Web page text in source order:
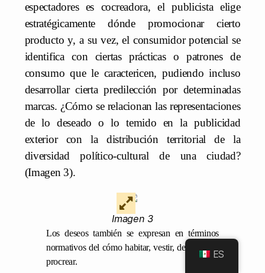
espectadores es cocreadora, el publicista elige
estratégicamente dónde promocionar cierto
producto y, a su vez, el consumidor potencial se
identifica con ciertas prácticas o patrones de
consumo que le caractericen, pudiendo incluso
desarrollar cierta predilección por determinadas
marcas. ¿Cómo se relacionan las representaciones
de lo deseado o lo temido en la publicidad
exterior con la distribución territorial de la
diversidad político-cultural de una ciudad?
(Imagen 3).
Imagen 3
Los deseos también se expresan en términos
normativos del cómo habitar, vestir, descansar y
procrear.
ES